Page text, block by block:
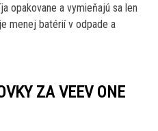
opakovane a vymieňajú sa len
menej batérií v odpade a
ZA VEEV ONE